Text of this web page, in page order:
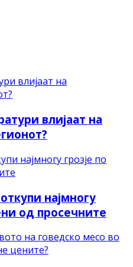
влијаат на
најмногу
од просечните